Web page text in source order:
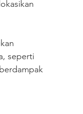
seperti